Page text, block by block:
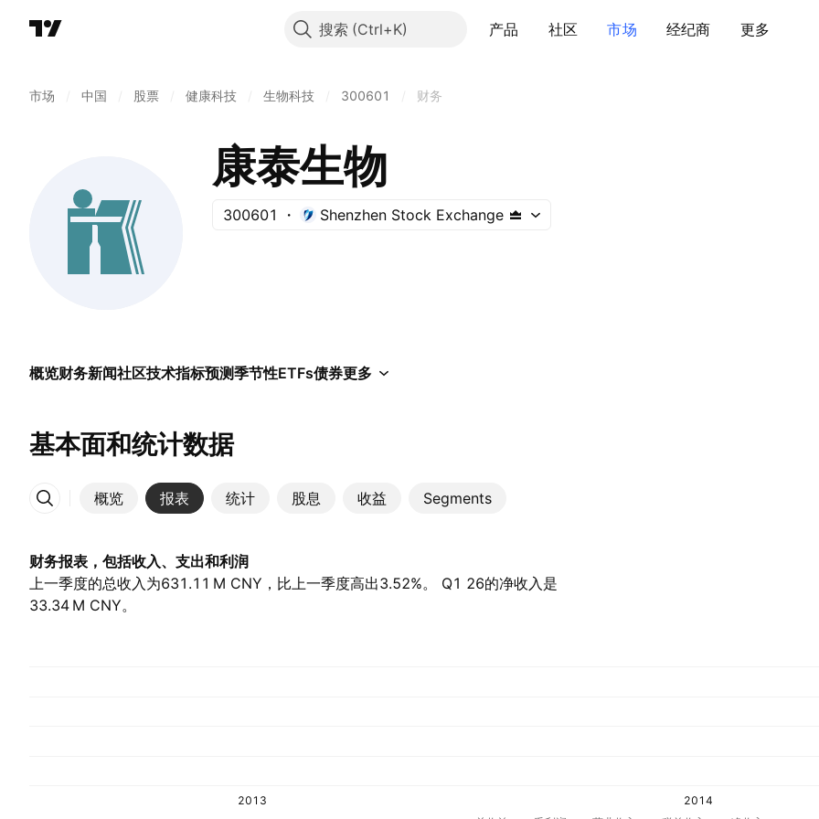
搜索 产品 社区 市场 经纪商 更多
市场 中国 股票 健康科技 生物科技 300601 财务
康泰生物
300601 Shenzhen Stock Exchange
概览财务新闻社区技术指标预测季节性ETFs债券更多
基本面和统计数据
概览 报表 统计 股息 收益 Segments
更多
财务报表，包括收入、支出和利润
上一季度的总收入为‪631.11 M‬ CNY，比上一季度高出3.52%。 Q1 26的净收入是‪
33.34 M‬ CNY。
2013
2014